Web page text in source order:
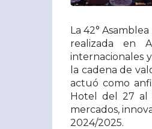
La 42°
realizada en
internacionales
la cadena de
actuó como
Hotel del 27 al
mercados,
2024/2025.